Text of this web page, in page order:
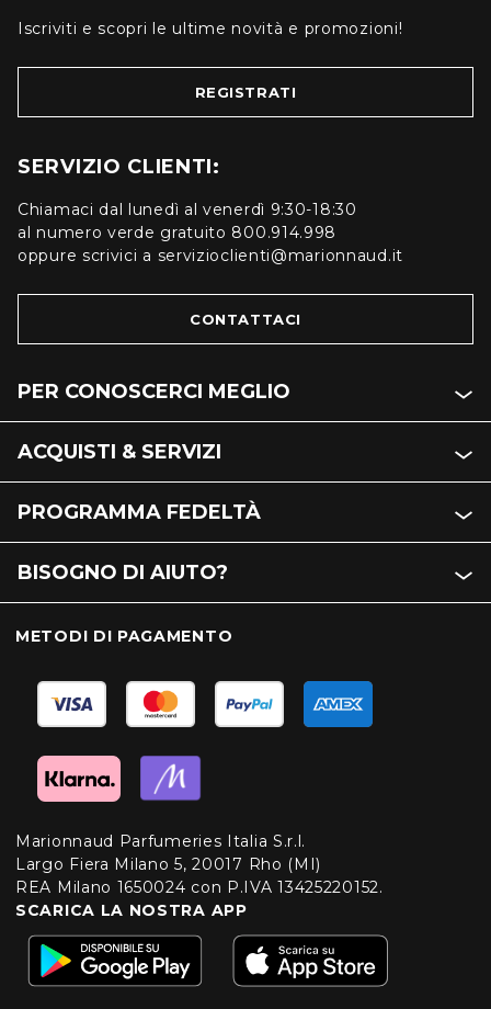
Iscriviti e scopri le ultime novità e promozioni!
REGISTRATI
SERVIZIO CLIENTI:
Chiamaci dal lunedì al venerdì 9:30-18:30
al numero verde gratuito 800.914.998
oppure scrivici a servizioclienti@marionnaud.it
CONTATTACI
PER CONOSCERCI MEGLIO
ACQUISTI & SERVIZI
PROGRAMMA FEDELTÀ
BISOGNO DI AIUTO?
METODI DI PAGAMENTO
Marionnaud Parfumeries Italia S.r.l.
Largo Fiera Milano 5, 20017 Rho (MI)
REA Milano 1650024 con P.IVA 13425220152.
SCARICA LA NOSTRA APP